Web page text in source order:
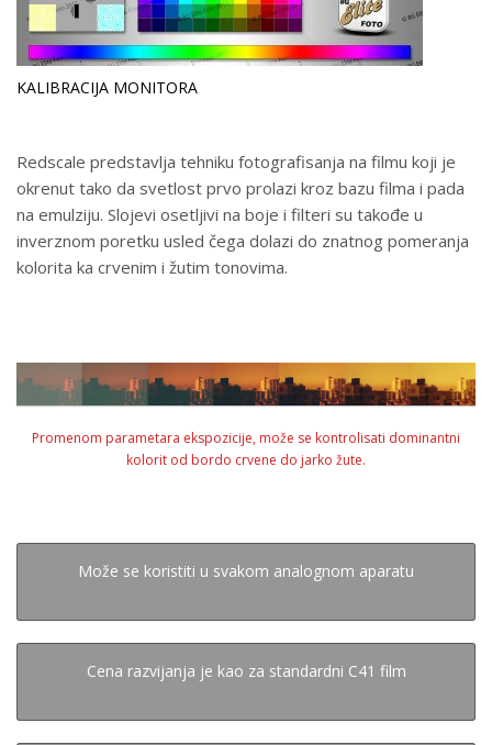
KALIBRACIJA MONITORA
Redscale predstavlja tehniku fotografisanja na filmu koji je
okrenut tako da svetlost prvo prolazi kroz bazu filma i pada
na emulziju. Slojevi osetljivi na boje i filteri su takođe u
inverznom poretku usled čega dolazi do znatnog pomeranja
kolorita ka crvenim i žutim tonovima.
Promenom parametara ekspozicije, može se kontrolisati dominantni
kolorit od bordo crvene do jarko žute.
Može se koristiti u svakom analognom aparatu
Cena razvijanja je kao za standardni C41 film